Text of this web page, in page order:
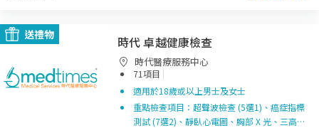
送禮物 時代 卓越健康檢查
時代醫療服務中心
71項目 |
適用於18歲或以上男士及女士
重點檢查項目：超聲波檢查 (5選1)、癌症指標
測試 (7選2)、靜臥心電圖、胸部 X 光、三高…